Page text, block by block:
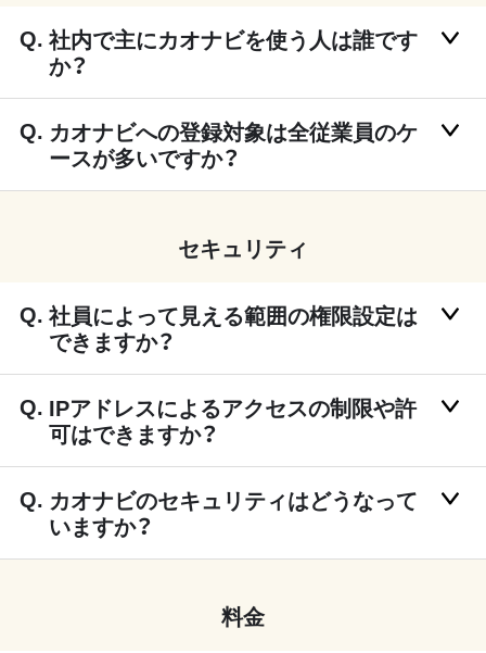
社内で主にカオナビを使う人は誰です
か？
カオナビへの登録対象は全従業員のケ
ースが多いですか？
セキュリティ
社員によって見える範囲の権限設定は
できますか？
IPアドレスによるアクセスの制限や許
可はできますか？
カオナビのセキュリティはどうなって
いますか？
料金